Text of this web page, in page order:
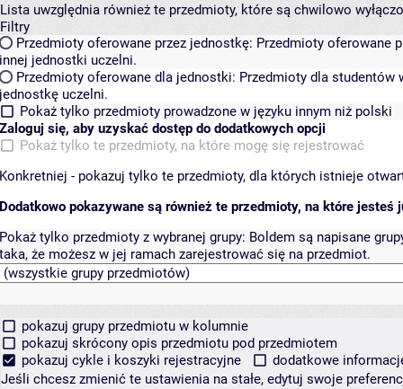
Lista uwzględnia również te przedmioty, które są chwilowo
Filtry
Przedmioty oferowane przez jednostkę: Przedmioty oferowane
innej jednostki uczelni.
Przedmioty oferowane dla jednostki: Przedmioty dla studentów
jednostkę uczelni.
Pokaż tylko przedmioty prowadzone w języku innym niż polski
Zaloguj się, aby uzyskać dostęp do dodatkowych opcji
Pokaż tylko te przedmioty, na które mogę się rejestrować
Konkretniej - pokazuj tylko te przedmioty, dla których istnieje
Dodatkowo pokazywane są również te przedmioty, na które jesteś
Pokaż tylko przedmioty z wybranej grupy: Boldem są napisane
taka, że możesz w jej ramach zarejestrować się na przedmiot.
pokazuj grupy przedmiotu w kolumnie
pokazuj skrócony opis przedmiotu pod przedmiotem
pokazuj cykle i koszyki rejestracyjne
dodatkowe
Jeśli chcesz zmienić te ustawienia na stałe, edytuj swoje